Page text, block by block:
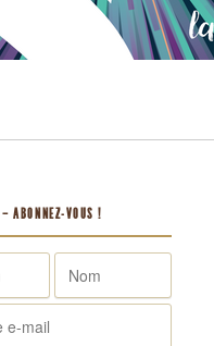
– ABONNEZ-VOUS !